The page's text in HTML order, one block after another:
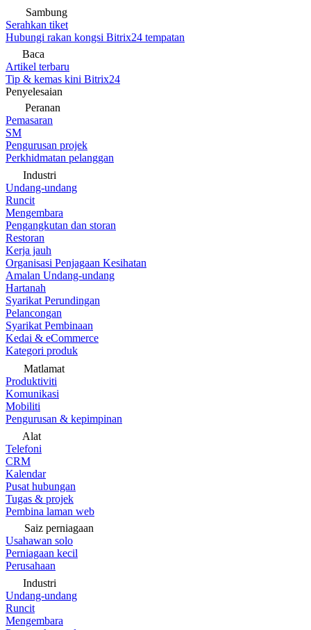
Sambung
Serahkan tiket
Hubungi rakan kongsi Bitrix24 tempatan
Baca
Artikel terbaru
Tip & kemas kini Bitrix24
Penyelesaian
Peranan
Pemasaran
SM
Pengurusan projek
Perkhidmatan pelanggan
Industri
Undang-undang
Runcit
Mengembara
Pengangkutan dan storan
Restoran
Kerja jauh
Organisasi Penjagaan Kesihatan
Amalan Undang-undang
Hartanah
Syarikat Perundingan
Pelancongan
Syarikat Pembinaan
Kedai & eCommerce
Kategori produk
Matlamat
Produktiviti
Komunikasi
Mobiliti
Pengurusan & kepimpinan
Alat
Telefoni
CRM
Kalendar
Pusat hubungan
Tugas & projek
Pembina laman web
Saiz perniagaan
Usahawan solo
Perniagaan kecil
Perusahaan
Industri
Undang-undang
Runcit
Mengembara